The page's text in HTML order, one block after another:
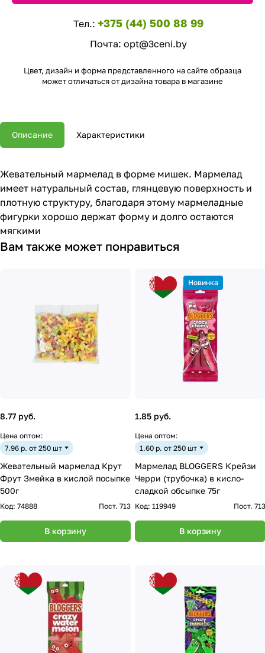
Тел.: +375 (44) 500 88 99
Почта: opt@3ceni.by
Цвет, дизайн и форма представленного на сайте образца
может отличаться от дизайна товара в магазине
Описание Характеристики
Жевательный мармелад в форме мишек. Мармелад
имеет натуральный состав, глянцевую поверхность и
плотную структуру, благодаря этому мармеладные
фигурки хорошо держат форму и долго остаются
мягкими
Вам также может понравиться
8.77 руб.
Цена оптом:
7.96 р. от 250 шт
Жевательный мармелад Крут
Фрут Змейка в кислой посыпке
500г
Код: 74888 Пост. 713
В корзину
Новинка
1.85 руб.
Цена оптом:
1.60 р. от 250 шт
Мармелад BLOGGERS Крейзи
Черри (трубочка) в кисло-
сладкой обсыпке 75г
Код: 119949 Пост. 713
В корзину